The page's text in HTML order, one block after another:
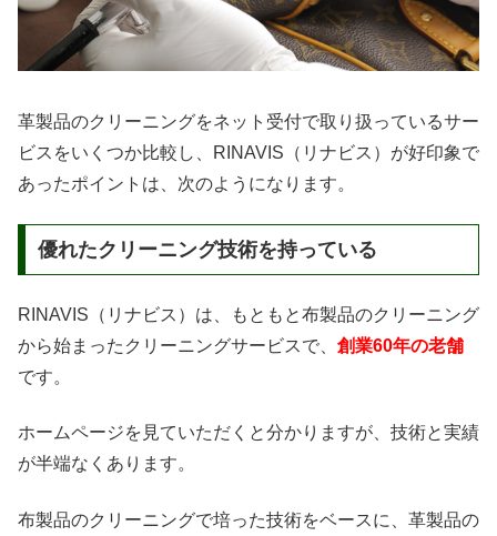
革製品のクリーニングをネット受付で取り扱っているサー
ビスをいくつか比較し、RINAVIS（リナビス）が好印象で
あったポイントは、次のようになります。
優れたクリーニング技術を持っている
RINAVIS（リナビス）は、もともと布製品のクリーニング
から始まったクリーニングサービスで、 創業60年の老舗
です。
ホームページを見ていただくと分かりますが、技術と実績
が半端なくあります。
布製品のクリーニングで培った技術をベースに、革製品の